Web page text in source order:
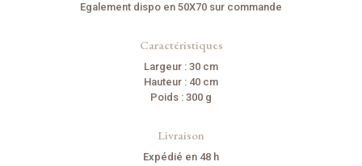
Egalement dispo en 50X70 sur commande
Caractéristiques
Largeur : 30 cm
Hauteur : 40 cm
Poids : 300 g
Livraison
Expédié en 48 h